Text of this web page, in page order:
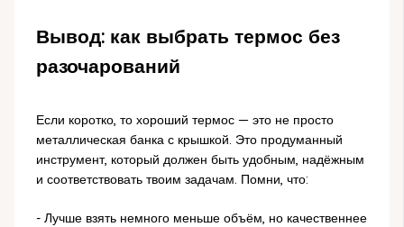
Вывод: как выбрать термос без
разочарований
Если коротко, то хороший термос — это не просто
металлическая банка с крышкой. Это продуманный
инструмент, который должен быть удобным, надёжным
и соответствовать твоим задачам. Помни, что:
- Лучше взять немного меньше объём, но качественнее